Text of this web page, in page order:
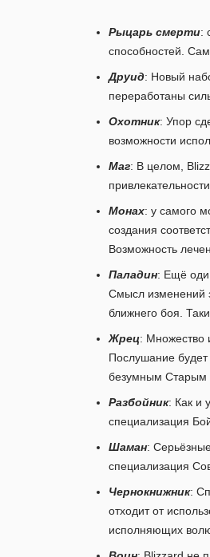
Рыцарь смерти:
способностей.
Друид: Новый
переработаны
Охотник: Упор
возможности
Маг: В целом,
Монах: у самого
создания
Возможность
Паладин: Ещё
Смысл изменений
ближнего боя.
Жрец: Множество
Послушание
безумным Старым
Разбойник: Как и
специализация
Шаман:
специализация
Чернокнижник:
отходит от
исполняющих